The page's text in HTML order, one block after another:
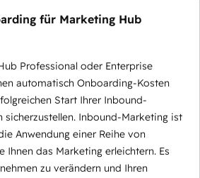
für Marketing Hub
Professional oder Enterprise
automatisch Onboarding-Kosten
Start Ihrer Inbound-
Inbound-Marketing ist
Anwendung einer Reihe von
Ihnen das Marketing erleichtern. Es
zu verändern und Ihren